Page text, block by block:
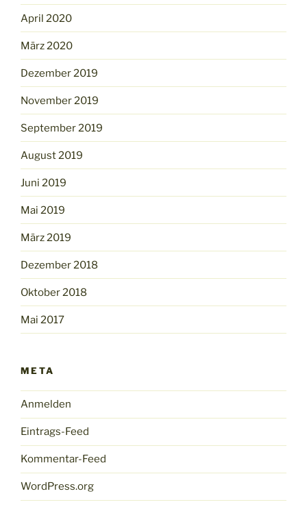
April 2020
März 2020
Dezember 2019
November 2019
September 2019
August 2019
Juni 2019
Mai 2019
März 2019
Dezember 2018
Oktober 2018
Mai 2017
META
Anmelden
Eintrags-Feed
Kommentar-Feed
WordPress.org